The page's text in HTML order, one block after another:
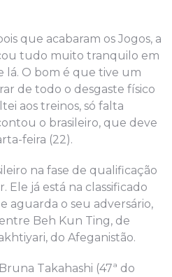
que acabaram os Jogos, a
tudo muito tranquilo em
lá. O bom é que tive um
de todo o desgaste físico
aos treinos, só falta
o brasileiro, que deve
feira (22).
na fase de qualificação
Ele já está na classificado
aguarda o seu adversário,
Beh Kun Ting, de
do Afeganistão.
Takahashi (47ª do